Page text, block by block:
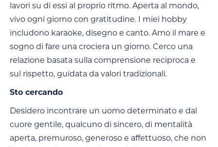
lavori su di essi al proprio ritmo. Aperta al mondo,
vivo ogni giorno con gratitudine. I miei hobby
includono karaoke, disegno e canto. Amo il mare e
sogno di fare una crociera un giorno. Cerco una
relazione basata sulla comprensione reciproca e
sul rispetto, guidata da valori tradizionali.
Sto cercando
Desidero incontrare un uomo determinato e dal
cuore gentile, qualcuno di sincero, di mentalità
aperta, premuroso, generoso e affettuoso, che non